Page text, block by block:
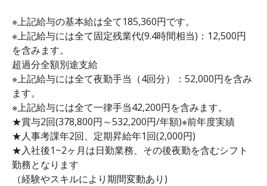
※上記給与の基本給は全て185,360円です。
※上記給与には全て固定残業代(9.4時間相当)：12,500円
を含みます。
超過分全額別途支給
※上記給与には全て夜勤手当（4回分）：52,000円を含み
ます。
※上記給与には全て一律手当42,200円を含みます。
★賞与2回(378,800円～532,200円/年額)※前年度実績
★人事考課年2回、定期昇給年1回(2,000円)
★入社後1~2ヶ月は日勤業務、その後夜勤を含むシフト
勤務となります
（経験やスキルにより期間変動あり)